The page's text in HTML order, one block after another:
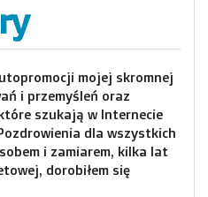
mojej skromnej
i przemyśleń oraz
szukają w Internecie
dla wszystkich
i zamiarem, kilka lat
dorobiłem się